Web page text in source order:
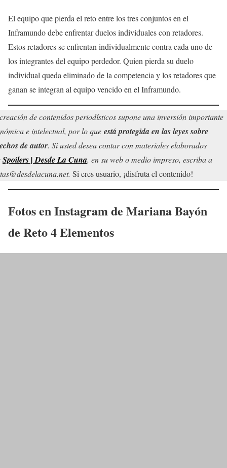
El equipo que pierda el reto entre los tres conjuntos en el
Inframundo debe enfrentar duelos individuales con retadores.
Estos retadores se enfrentan individualmente contra cada uno de
los integrantes del equipo perdedor. Quien pierda su duelo
individual queda eliminado de la competencia y los retadores que
ganan se integran al equipo vencido en el Inframundo.
de contenidos periodísticos supone una inversión importante
e intelectual, por lo que está protegida en las leyes sobre
de autor. Si usted desea contar con materiales elaborados
Spoilers | Desde La Cuna, en su web o medio impreso, escriba a
Si eres usuario, ¡disfruta el contenido!
Fotos en Instagram de Mariana Bayón
de Reto 4 Elementos